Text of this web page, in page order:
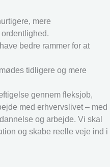
mere
bedre rammer for at
tidligere og mere
gennem fleksjob,
med erhvervslivet – med
og arbejde. Vi skal
og skabe reelle veje ind i